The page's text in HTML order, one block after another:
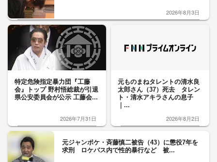
2026年8月3日
特定危険指定暴力団『工藤
会』トップ 野村悟総裁が引退
県公安委員会が公示 工藤会...
2026年7月31日
元ものまねタレントの清水良
太郎さん（37）死去 タレン
ト・清水アキラさんの息子
｜...
2026年8月2日
元ジャンポケ・斉藤慎二被告（43）に懲役7年を
求刑 ロケバス内で性的暴行など 被...